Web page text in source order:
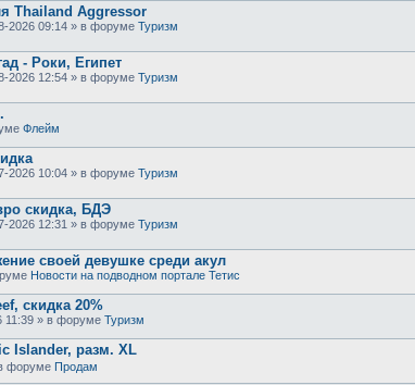
Thailand Aggressor
2026 09:14 » в форуме Туризм
- Роки, Египет
2026 12:54 » в форуме Туризм
Флейм
2026 10:04 » в форуме Туризм
скидка, БДЭ
2026 12:31 » в форуме Туризм
своей девушке среди акул
Новости на подводном портале Тетис
скидка 20%
11:39 » в форуме Туризм
Islander, разм. XL
форуме Продам